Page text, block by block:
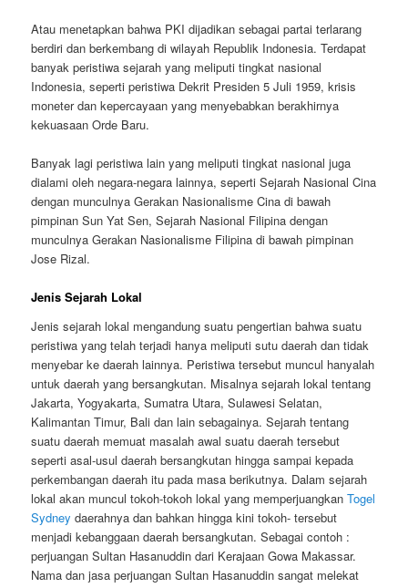
Atau menetapkan bahwa PKI dijadikan sebagai partai terlarang
berdiri dan berkembang di wilayah Republik Indonesia. Terdapat
banyak peristiwa sejarah yang meliputi tingkat nasional
Indonesia, seperti peristiwa Dekrit Presiden 5 Juli 1959, krisis
moneter dan kepercayaan yang menyebabkan berakhirnya
kekuasaan Orde Baru.
Banyak lagi peristiwa lain yang meliputi tingkat nasional juga
dialami oleh negara-negara lainnya, seperti Sejarah Nasional Cina
dengan munculnya Gerakan Nasionalisme Cina di bawah
pimpinan Sun Yat Sen, Sejarah Nasional Filipina dengan
munculnya Gerakan Nasionalisme Filipina di bawah pimpinan
Jose Rizal.
Jenis Sejarah Lokal
Jenis sejarah lokal mengandung suatu pengertian bahwa suatu
peristiwa yang telah terjadi hanya meliputi sutu daerah dan tidak
menyebar ke daerah lainnya. Peristiwa tersebut muncul hanyalah
untuk daerah yang bersangkutan. Misalnya sejarah lokal tentang
Jakarta, Yogyakarta, Sumatra Utara, Sulawesi Selatan,
Kalimantan Timur, Bali dan lain sebagainya. Sejarah tentang
suatu daerah memuat masalah awal suatu daerah tersebut
seperti asal-usul daerah bersangkutan hingga sampai kepada
perkembangan daerah itu pada masa berikutnya. Dalam sejarah
lokal akan muncul tokoh-tokoh lokal yang memperjuangkanTogel
Sydney daerahnya dan bahkan hingga kini tokoh- tersebut
menjadi kebanggaan daerah bersangkutan. Sebagai contoh :
perjuangan Sultan Hasanuddin dari Kerajaan Gowa Makassar.
Nama dan jasa perjuangan Sultan Hasanuddin sangat melekat